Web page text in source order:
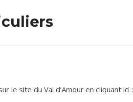
le site du Val d’Amour en cliquant ici :